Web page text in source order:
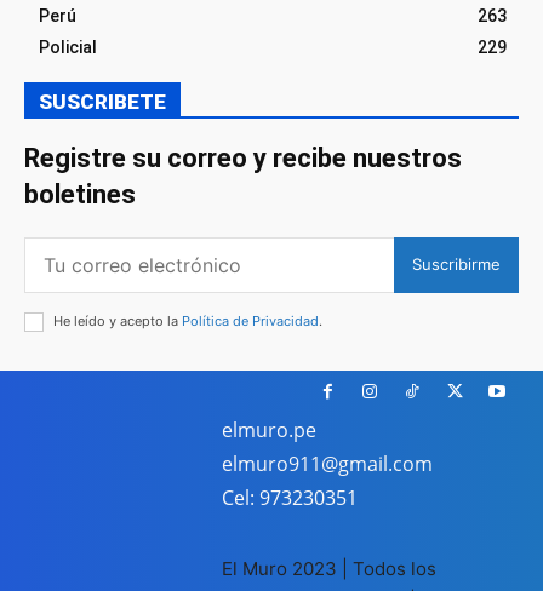
Perú
263
Policial
229
SUSCRIBETE
Registre su correo y recibe nuestros
boletines
Suscribirme
He leído y acepto la Política de Privacidad.
elmuro.pe
elmuro911@gmail.com
Cel: 973230351
El Muro 2023 | Todos los